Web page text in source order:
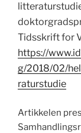
Tidsskrift for
https://
g/2018/02/
raturstudie
Artikkelen